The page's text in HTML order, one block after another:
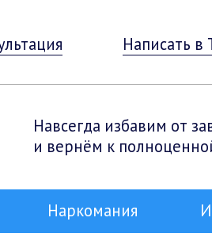
Написать в
Навсегда избавим от
и вернём к
Наркомания